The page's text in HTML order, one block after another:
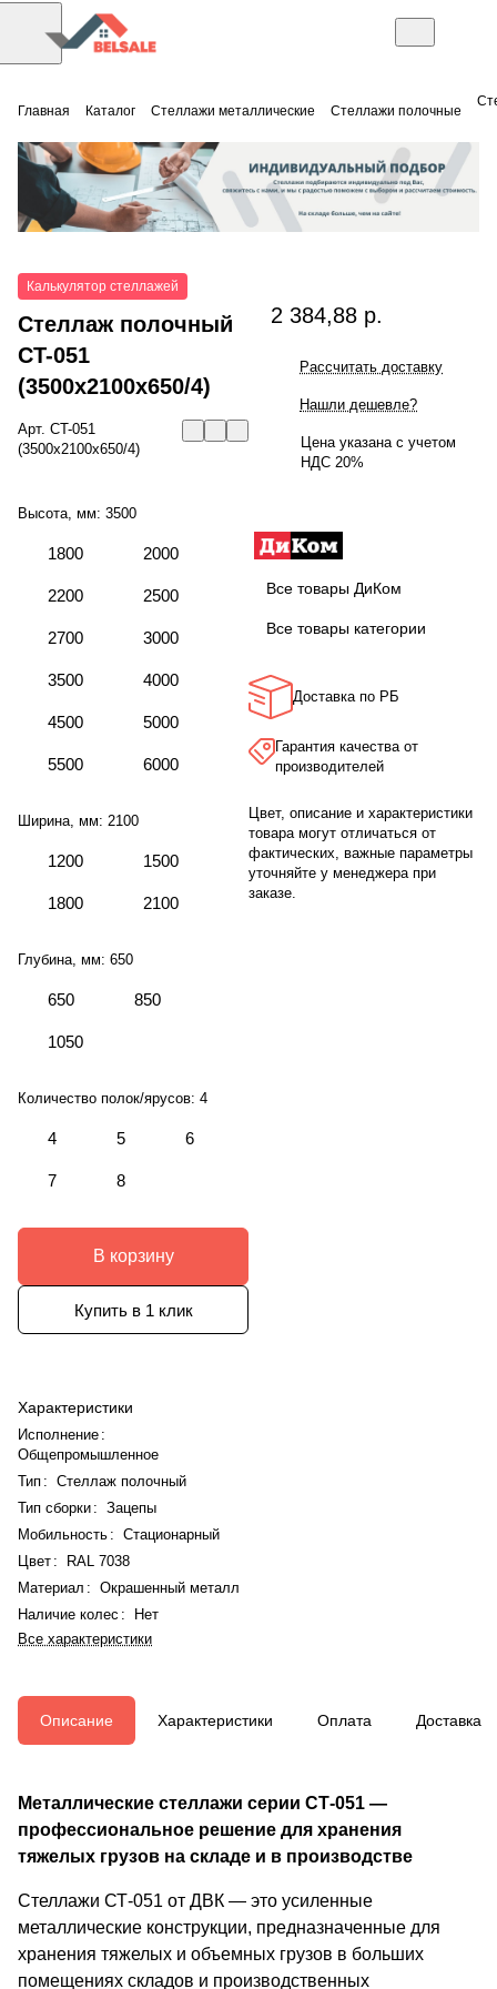
Главная Каталог Стеллажи металлические Стеллажи полочные
Калькулятор стеллажей
Стеллаж полочный
СT-051
(3500x2100x650/4)
Арт. СT-051
(3500x2100x650/4)
Высота, мм: 3500
1800 2000
2200 2500
2700 3000
3500 4000
4500 5000
5500 6000
Ширина, мм: 2100
1200 1500
1800 2100
Глубина, мм: 650
650 850
1050
Количество полок/ярусов: 4
4 5 6
7 8
В корзину
Купить в 1 клик
Характеристики
Исполнение :
Общепромышленное
Тип : Стеллаж полочный
Тип сборки: Зацепы
Мобильность : Стационарный
Цвет :
RAL 7038
Материал : Окрашенный металл
Наличие колес :
Нет
Все характеристики
2 384,88 р.
Рассчитать доставку
Нашли дешевле?
Цена указана с учетом
НДС 20%
Все товары ДиКом
Все товары категории
Доставка по РБ
Гарантия качества от
производителей
Цвет, описание и характеристики
товара могут отличаться от
фактических, важные параметры
уточняйте у менеджера при
заказе.
Описание Характеристики Оплата Доставка
Металлические стеллажи серии СТ-051 —
профессиональное решение для хранения
тяжелых грузов на складе и в производстве
Стеллажи СТ-051 от ДВК — это усиленные
металлические конструкции, предназначенные для
хранения тяжелых и объемных грузов в больших
помещениях складов и производственных